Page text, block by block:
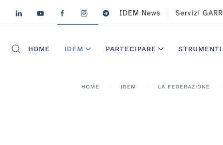
IDEM News Servizi GARR
HOME IDEM PARTECIPARE STRUMENTI
HOME IDEM LA FEDERAZIONE